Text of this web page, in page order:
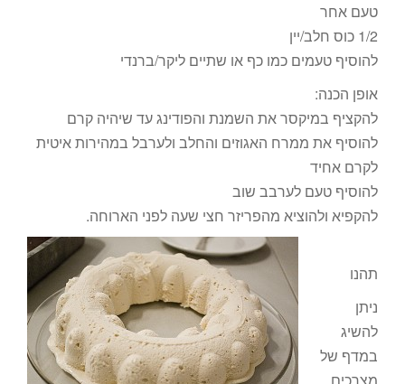
טעם אחר
1/2 כוס חלב/יין
להוסיף טעמים כמו כף או שתיים ליקר/ברנדי
אופן הכנה:
להקציף במיקסר את השמנת והפודינג עד שיהיה קרם
להוסיף את ממרח האגוזים והחלב ולערבל במהירות איטית
לקרם אחיד
להוסיף טעם לערבב שוב
להקפיא ולהוציא מהפריזר חצי שעה לפני הארוחה.
תהנו
ניתן
להשיג
במדף של